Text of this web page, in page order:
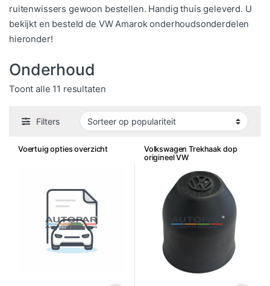
ruitenwissers gewoon bestellen. Handig thuis geleverd. U
bekijkt en besteld de VW Amarok onderhoudsonderdelen
hieronder!
Onderhoud
Toont alle 11 resultatenGesorteerd op populariteit
Filters
Voertuig opties overzicht
Volkswagen Trekhaak dop
origineel VW